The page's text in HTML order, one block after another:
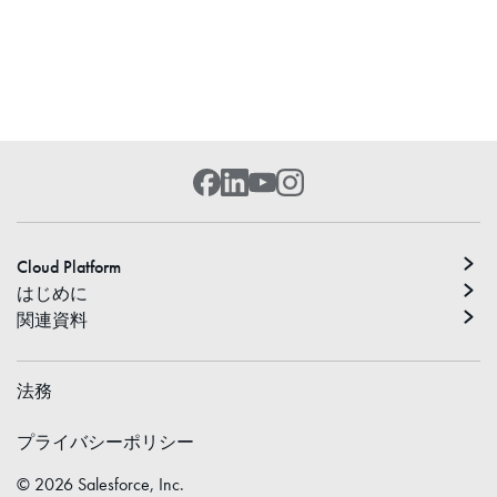
Cloud Platform
はじめに
関連資料
法務
プライバシーポリシー
© 2026 Salesforce, Inc.